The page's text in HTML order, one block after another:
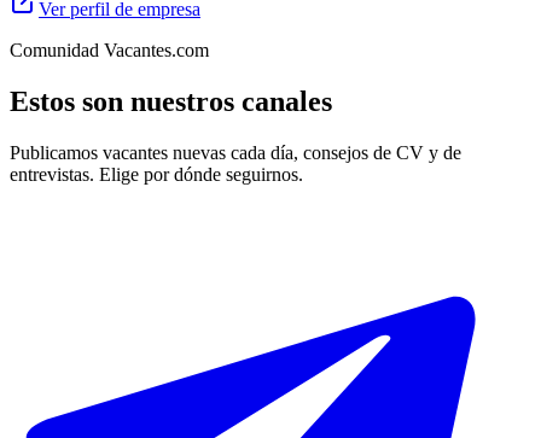
Ver perfil de empresa
Comunidad Vacantes.com
Estos son nuestros canales
Publicamos vacantes nuevas cada día, consejos de CV y de
entrevistas. Elige por dónde seguirnos.